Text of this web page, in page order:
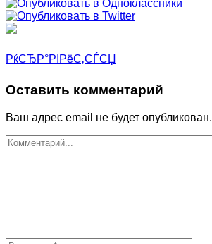
РќСЂР°РІРёС‚СЃСЏ
Оставить комментарий
Ваш адрес email не будет опубликован.